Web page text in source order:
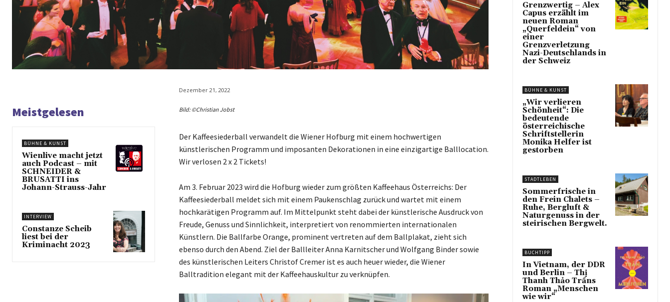
Meistgelesen
BÜHNE & KUNST
Wienlive macht jetzt
auch Podcast – mit
SCHNEIDER &
BRUSATTI ins
Johann-Strauss-Jahr
INTERVIEW
Constanze Scheib
liest bei der
Kriminacht 2023
Dezember 21, 2022
Bild: ©Christian Jobst
Der Kaffeesiederball verwandelt die Wiener Hofburg mit einem hochwertigen
künstlerischen Programm und imposanten Dekorationen in eine einzig­artige Balllocation.
Wir verlosen 2 x 2 Tickets!
Am 3. Februar 2023 wird die Hofburg wieder zum größten Kaffeehaus Österreichs: Der
Kaffeesiederball meldet sich mit einem Paukenschlag zurück und wartet mit einem
hochkarätigen Programm auf. Im Mittelpunkt steht dabei der künstlerische Ausdruck von
Freude, Genuss und Sinnlichkeit, interpretiert von renommierten internationalen
Künstlern. Die Ballfarbe Orange, prominent vertreten auf dem Ballplakat, zieht sich
ebenso durch den Abend. Ziel der Ballleiter Anna Karnitscher und Wolfgang Binder sowie
des künstlerischen Leiters Christof Cremer ist es auch heuer wieder, die Wiener
Balltradition elegant mit der Kaffeehauskultur zu verknüpfen.
Grenzwertig – Alex
Capus erzählt im
neuen Roman
„Querfeldein“ von
einer
Grenzverletzung
Nazi-Deutschlands in
der Schweiz
BÜHNE & KUNST
„Wir verlieren
Schönheit“: Die
bedeutende
österreichische
Schriftstellerin
Monika Helfer ist
gestorben
STADTLEBEN
Sommerfrische in
den Frein Chalets –
Ruhe, Bergluft &
Naturgenuss in der
steirischen Bergwelt.
BUCHTIPP
In Vietnam, der DDR
und Berlin – Thị
Thanh Thảo Trầns
Roman „Menschen
wie wir“